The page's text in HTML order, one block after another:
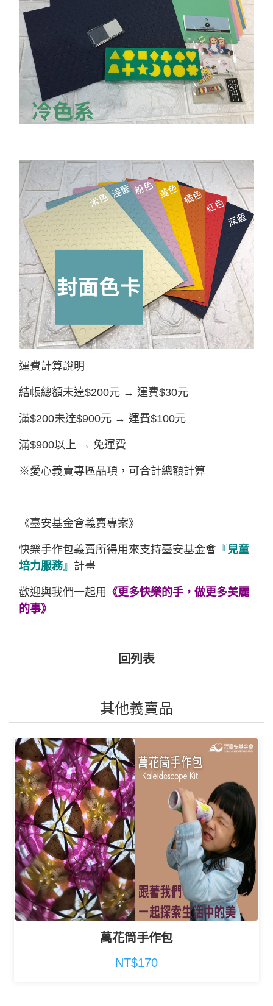
運費計算說明
結帳總額未達$200元 → 運費$30元
滿$200未達$900元 → 運費$100元
滿$900以上 → 免運費
※愛心義賣專區品項，可合計總額計算
《臺安基金會義賣專案》
快樂手作包義賣所得用來支持臺安基金會 『兒童
培力服務』 計畫
歡迎與我們一起用 《更多快樂的手，做更多美麗
的事》
回列表
其他義賣品
萬花筒手作包
NT$170